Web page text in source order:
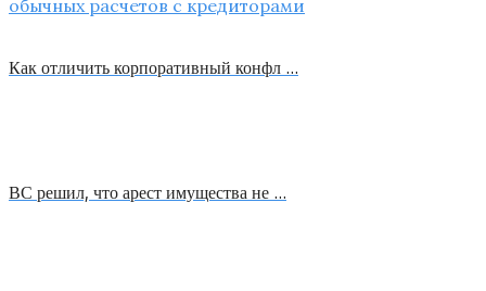
Как отличить корпоративный конфл …
ВС решил, что арест имущества не …